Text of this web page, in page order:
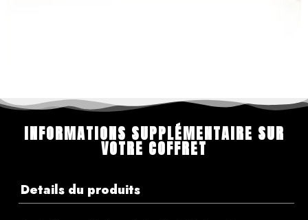
INFORMATIONS SUPPLÉMENTAIRE SUR
VOTRE COFFRET
Details du produits